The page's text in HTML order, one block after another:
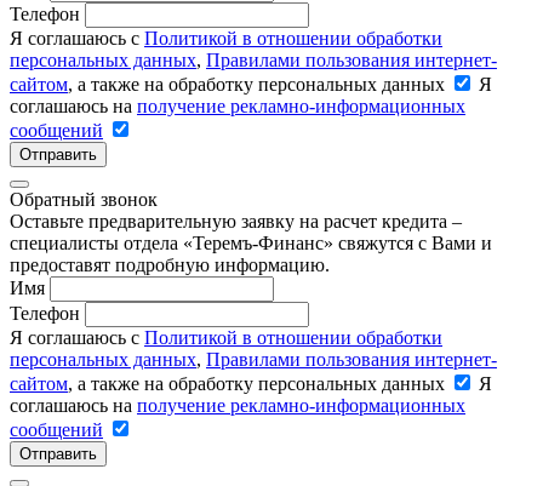
Телефон
Я соглашаюсь с Политикой в отношении обработки
персональных данных, Правилами пользования интернет-
сайтом, а также на обработку персональных данных
Я
соглашаюсь на получение рекламно-информационных
сообщений
Отправить
Обратный звонок
Оставьте предварительную заявку на расчет кредита –
специалисты отдела «Теремъ-Финанс» свяжутся с Вами и
предоставят подробную информацию.
Имя
Телефон
Я соглашаюсь с Политикой в отношении обработки
персональных данных, Правилами пользования интернет-
сайтом, а также на обработку персональных данных
Я
соглашаюсь на получение рекламно-информационных
сообщений
Отправить